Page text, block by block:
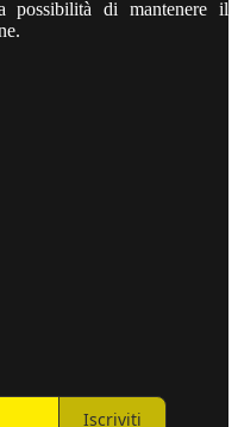
possibilità di mantenere il
Iscriviti